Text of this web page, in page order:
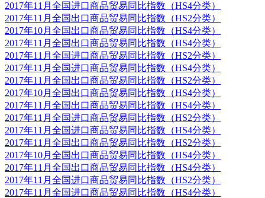
2017年11月全国进口商品贸易同比指数（HS4分类）
2017年11月全国出口商品贸易同比指数（HS2分类）
2017年10月全国出口商品贸易同比指数（HS4分类）
2017年11月全国出口商品贸易同比指数（HS4分类）
2017年11月全国进口商品贸易同比指数（HS2分类）
2017年11月全国进口商品贸易同比指数（HS4分类）
2017年11月全国出口商品贸易同比指数（HS2分类）
2017年10月全国出口商品贸易同比指数（HS4分类）
2017年11月全国出口商品贸易同比指数（HS4分类）
2017年11月全国进口商品贸易同比指数（HS2分类）
2017年11月全国进口商品贸易同比指数（HS4分类）
2017年11月全国出口商品贸易同比指数（HS2分类）
2017年10月全国出口商品贸易同比指数（HS4分类）
2017年11月全国出口商品贸易同比指数（HS4分类）
2017年11月全国进口商品贸易同比指数（HS2分类）
2017年11月全国进口商品贸易同比指数（HS4分类）